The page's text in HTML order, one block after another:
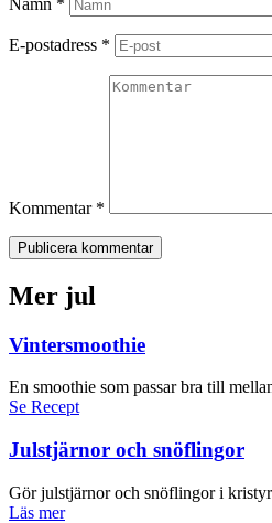
E-postadress *
Kommentar *
Publicera kommentar
Mer jul
Vintersmoothie
En smoothie som passar bra till
Se Recept
Julstjärnor och snöflingor
Gör julstjärnor och snöflingor i
Läs mer